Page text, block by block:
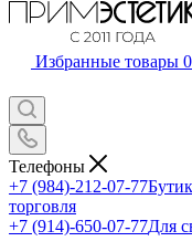
Избранные товары 0
Телефоны
+7 (984)-212-07-77
торговля
+7 (914)-650-07-77Для